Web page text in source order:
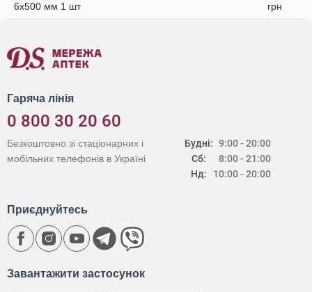
6х500 мм 1 шт
грн
Гаряча лінія
0 800 30 20 60
Будні:
Сб:
Нд:
9:00 - 20:00
8:00 - 21:00
10:00 - 20:00
Безкоштовно зі стаціонарних і
мобільних телефонів в Україні
Завантажити застосунок
Приєднуйтесь